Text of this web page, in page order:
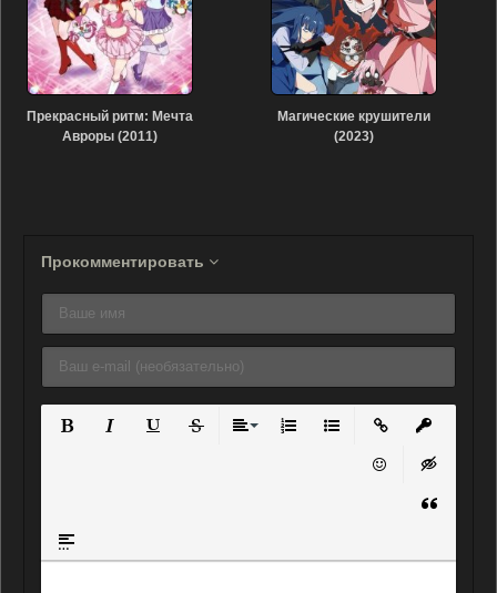
Прекрасный ритм: Мечта
Авроры (2011)
Магические крушители
(2023)
Прокомментировать
Нумерованный список
Маркированный
Вставить ссылку
Вставить